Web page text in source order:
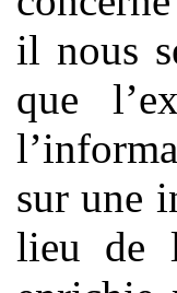
il nous
que
sur une
lieu de